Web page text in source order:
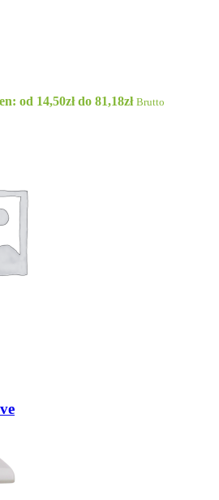
od 14,50zł do 81,18zł Brutto